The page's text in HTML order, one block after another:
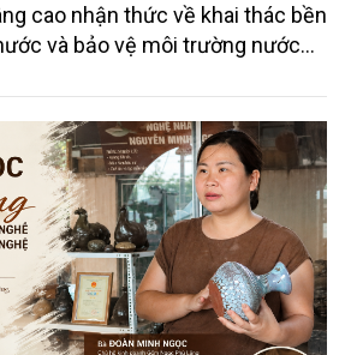
cao nhận thức về khai thác bền
và bảo vệ môi trường nước
Sở Nông nghiệp và Môi trường
ngày 10/7/2026. Hội thảo thu
hơn 100 đại biểu là lãnh đạo
Nông nghiệp và Môi trường,
học, Sở Nông nghiệp và Môi
và đại diện các cơ quan đơn vị
tỉnh miền núi phía Bắc.